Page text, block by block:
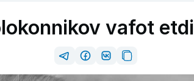
vafot etdi